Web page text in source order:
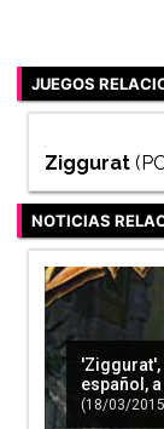
JUEGOS
Ziggurat
NOTICIAS
'Ziggurat',
español,
(18/03/